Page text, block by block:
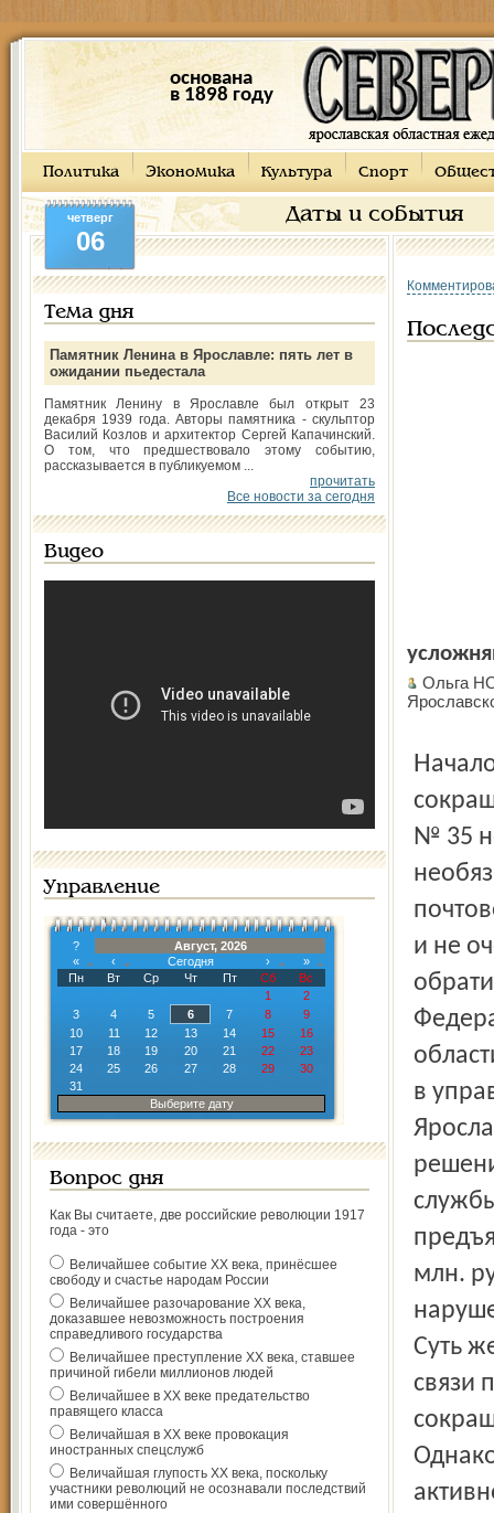
основана
в 1898 году
Политика Экономика Культура Спорт
Даты и события
четверг
06
Тема дня
Памятник Ленина в Ярославле: пять лет в
ожидании пьедестала
Памятник Ленину в Ярославле был открыт 23
декабря 1939 года. Авторы памятника - скульптор
Василий Козлов и архитектор Сергей Капачинский.
О том, что предшествовало этому событию,
рассказывается в публикуемом ...
прочитать
Все новости за сегодня
Видео
Управление
?
Август, 2026
«
‹ Сегодня ›
»
Пн
Вт Ср Чт Пт Сб
Вс
1
2
3
4 5 6 7 8
9
10
11 12 13 14 15
16
17
18 19 20 21 22
23
24
25 26 27 28 29
30
31
Выберите дату
Вопрос дня
Как Вы считаете, две российские революции 1917
года - это
Величайшее событие ХХ века, принёсшее
свободу и счастье народам России
Величайшее разочарование ХХ века,
доказавшее невозможность построения
справедливого государства
Величайшее преступление ХХ века, ставшее
причиной гибели миллионов людей
Величайшее в ХХ веке предательство
правящего класса
Величайшая в ХХ веке провокация
иностранных спецслужб
Величайшая глупость ХХ века, поскольку
участники революций не осознавали последствий
ими совершённого
Ольга
Началось всё с одной жалобы клиента, который из-за
№ 35
и не
в
млн.
Суть
связи